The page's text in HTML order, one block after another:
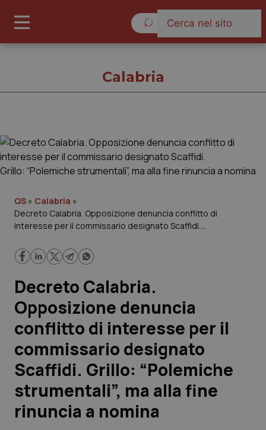
Cronache
Governo e Parlamento
Regioni e Asl
Lavoro e Professioni
Scienza e Farmaci
Studi e Analisi
Lettere al direttore
Edizioni Regionali
QS Pro
Calabria
QS » Calabria »
Decreto Calabria. Opposizione denuncia conflitto di
interesse per il commissario designato Scaffidi.
Decreto Calabria.
Opposizione denuncia
conflitto di interesse per il
commissario designato
Scaffidi. Grillo: “Polemiche
strumentali”, ma alla fine
rinuncia a nomina